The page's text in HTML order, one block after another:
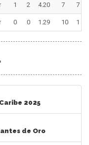
1 2 4.20 7 7
0 0 1.29 10 1
2025
de Oro